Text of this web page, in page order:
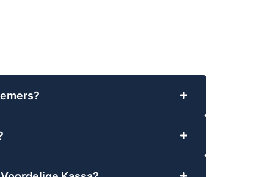
toe te passen. De software biedt